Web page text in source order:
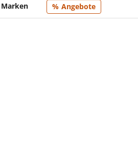
Marken Angebote